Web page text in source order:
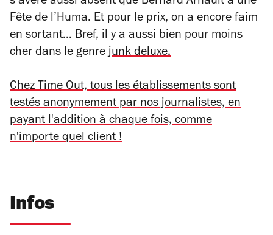
Fête de l’Huma. Et pour le prix, on a encore faim
en sortant… Bref, il y a aussi bien pour moins
cher dans le genrejunk deluxe.
Chez Time Out, tous les établissements sont
testés anonymement par nos journalistes, en
payant l'addition à chaque fois, comme
n'importe quel client !
Infos